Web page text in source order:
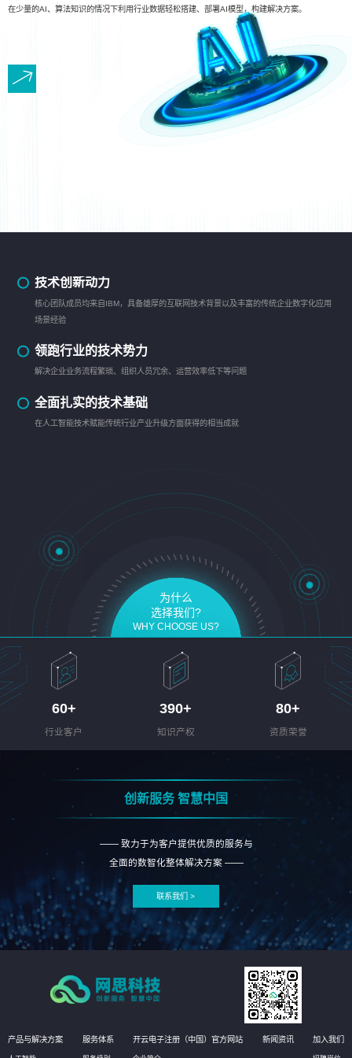
在少量的AI、算法知识的情况下利用行业数据轻松搭建、部署AI模型，构建解决方案。
技术创新动力
核心团队成员均来自IBM，具备雄厚的互联网技术背景以及丰富的传统企业数字化应用
场景经验
领跑行业的技术势力
解决企业业务流程繁琐、组织人员冗余、运营效率低下等问题
全面扎实的技术基础
在人工智能技术赋能传统行业产业升级方面获得的相当成就
为什么
选择我们?
WHY CHOOSE US?
60+
行业客户
390+
知识产权
80+
资质荣誉
创新服务 智慧中国
—— 致力于为客户提供优质的服务与
全面的数智化整体解决方案 ——
联系我们 >
产品与解决方案 服务体系 开云电子注册（中国）官方网站 新闻资讯 加入我们